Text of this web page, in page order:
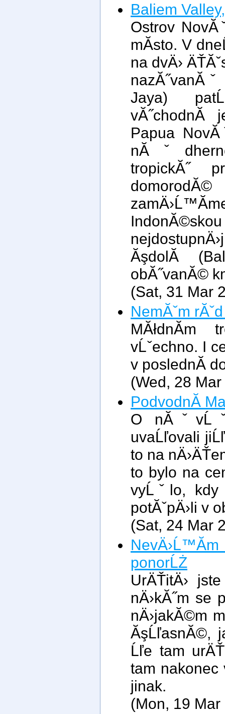
Baliem
Ostrov
mĂ­sto. V
na dvÄ›
Jaya)
vĂ˝chodnĂ­
Papua
tropickĂ˝
ĂşdolĂ­
obĂ˝vanĂ©
(Sat, 31 Mar
NemĂˇm
MĂłdnĂ­m
vĹˇechno. I
v poslednĂ­
(Wed, 28
PodvodnĂ­
O
uvaĹľovali
to na
to bylo na
vyĹˇlo,
potĂˇpÄ›li v
(Sat, 24 Mar
ponorĹŻ
UrÄŤitÄ›
nÄ›kĂ˝m se
nÄ›jakĂ©m
ĂşĹľasnĂ©,
Ĺľe tam
tam nakonec
jinak.
(Mon, 19